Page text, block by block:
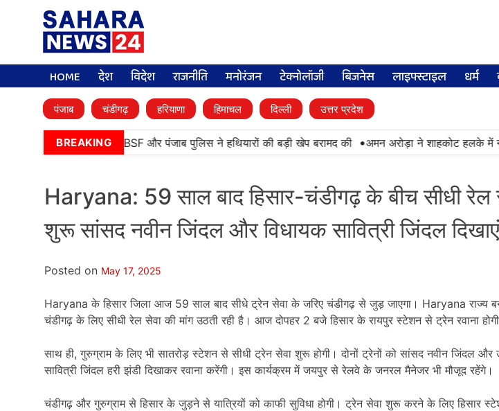
HOME देश विदेश राजनीति मनोरंजन टेक्नोलॉजी बिजनेस लाइफ्स्टाइल धर्म
पंजाब चंडीगढ़ हरियाणा हिमाचल दिल्ली उत्तर प्रदेश
BREAKING
में बड़ी कामयाबी, BSF और पंजाब पुलिस ने हथियारों की बड़ी खेप बरामद की •अमन अरोड़ा ने शाहकोट हलके में
Haryana: 59 साल बाद हिसार-चंडीगढ़ के बीच सीधी
शुरू सांसद नवीन जिंदल और विधायक सावित्री जिंदल
Posted on May 17, 2025
Haryana के हिसार जिला आज 59 साल बाद सीधे ट्रेन सेवा के जरिए चंडीगढ़ से जुड़ जाएगा। Haryana राज्य
चंडीगढ़ के लिए सीधी रेल सेवा की मांग उठती रही है। आज दोपहर 2 बजे हिसार के रायपुर स्टेशन से ट्रेन रवाना
साथ ही, गुरुग्राम के लिए भी सातरोड़ स्टेशन से सीधी ट्रेन सेवा शुरू होगी। दोनों ट्रेनों को सांसद नवीन जिंदल और
सावित्री जिंदल हरी झंडी दिखाकर रवाना करेंगी। इस कार्यक्रम में जयपुर से रेलवे के जनरल मैनेजर भी मौजूद रहेंगे।
चंडीगढ़ और गुरुग्राम से हिसार के जुड़ने से यात्रियों को काफी सुविधा होगी। ट्रेन सेवा शुरू करने के लिए हिसार